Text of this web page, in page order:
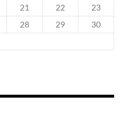
21 22
23
28 29
30